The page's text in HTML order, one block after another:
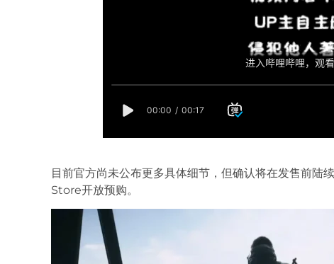
目前官方尚未公布更多具体细节，但确认将在发售前
Store开放预购。